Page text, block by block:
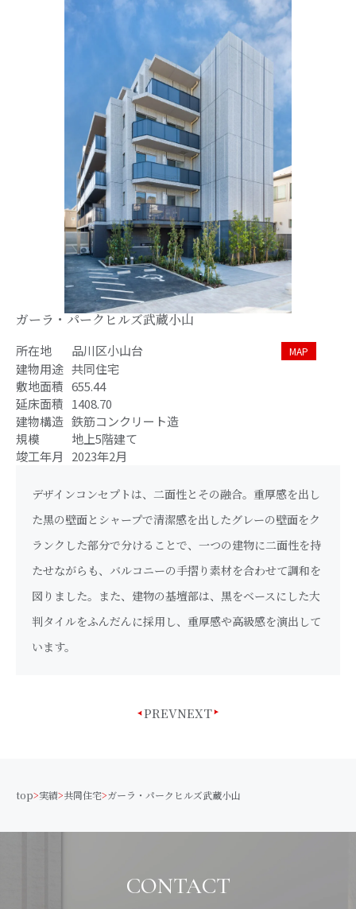
ガーラ・パークヒルズ武蔵小山
所在地 品川区小山台 MAP
建物用途 共同住宅
敷地面積 655.44
延床面積 1408.70
建物構造 鉄筋コンクリート造
規模
地上5階建て
竣工年月
2023年2月
デザインコンセプトは、二面性とその融合。重厚感を出し
た黒の壁面とシャープで清潔感を出したグレーの壁面をク
ランクした部分で分けることで、一つの建物に二面性を持
たせながらも、バルコニーの手摺り素材を合わせて調和を
図りました。また、建物の基壇部は、黒をベースにした大
判タイルをふんだんに採用し、重厚感や高級感を演出して
います。
PREVNEXT
top>実績>共同住宅>ガーラ・パークヒルズ武蔵小山
CONTACT